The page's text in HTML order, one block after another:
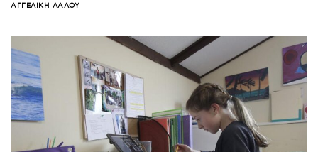
ΑΓΓΕΛΙΚΉ ΛΆΛΟΥ